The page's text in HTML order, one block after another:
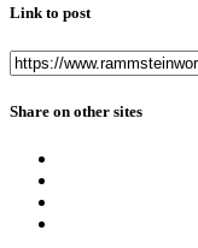
Link to post
Share on other sites